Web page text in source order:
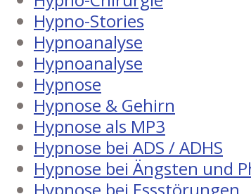
Hypno-Stories
Hypnoanalyse
Hypnoanalyse
Hypnose
Hypnose & Gehirn
Hypnose als MP3
Hypnose bei ADS / ADHS
Hypnose bei Ängsten und